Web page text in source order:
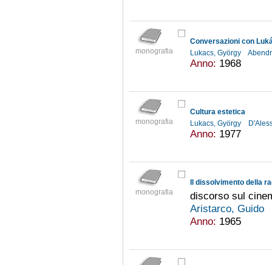
monografia
Conversazioni con
Lukacs, György
Anno: 1968
monografia
Cultura estetica
Lukacs, György
Anno: 1977
monografia
Il dissolvimento della
discorso sul
Aristarco, Guido
Anno: 1965